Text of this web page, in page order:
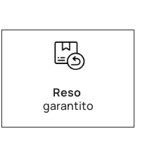
Reso
garantito